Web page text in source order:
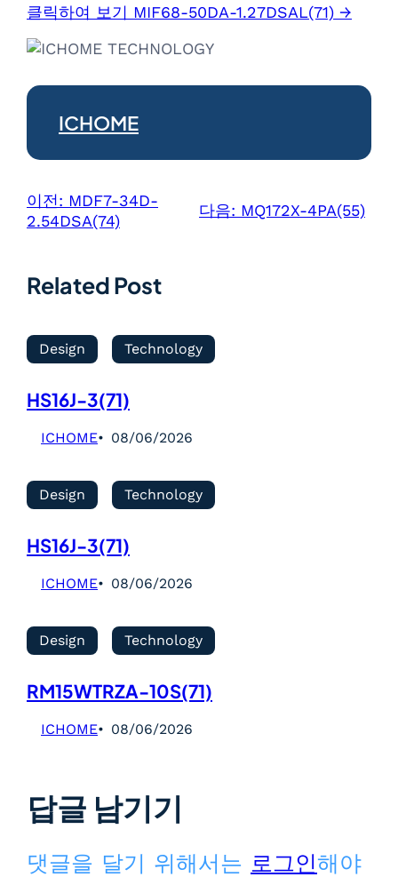
클릭하여 보기 MIF68-50DA-1.27DSAL(71) →
ICHOME
이전: MDF7-34D-
2.54DSA(74)
다음: MQ172X-4PA(55)
Related Post
Design Technology
HS16J-3(71)
ICHOME 08/06/2026
Design Technology
HS16J-3(71)
ICHOME 08/06/2026
Design Technology
RM15WTRZA-10S(71)
ICHOME 08/06/2026
답글 남기기
댓글을 달기 위해서는 로그인해야